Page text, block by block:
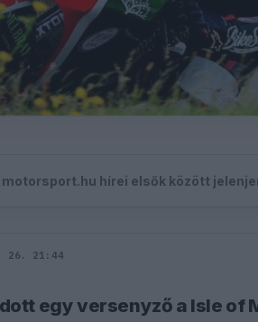
hírei elsők között
26. 21:44
egy versenyző a Isle of